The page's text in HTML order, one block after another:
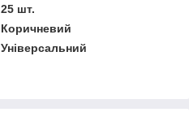
25 шт.
Коричневий
Універсальний